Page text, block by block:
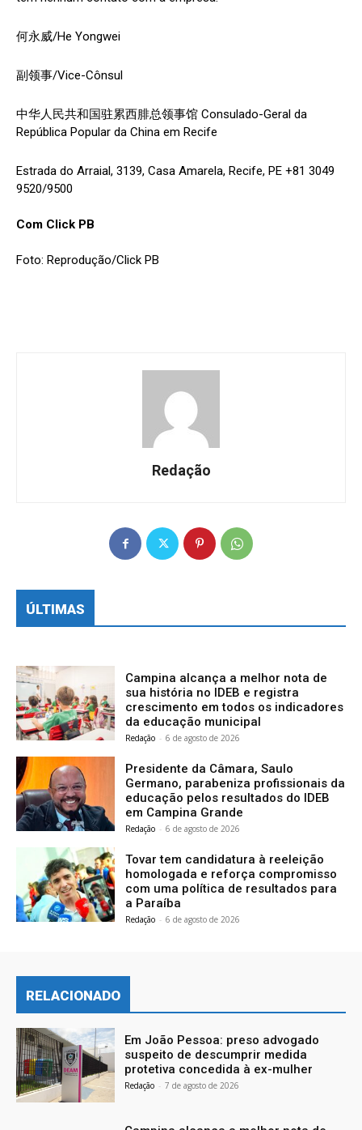
何永威/He Yongwei
副领事/Vice-Cônsul
中华人民共和国驻累西腓总领事馆 Consulado-Geral da
República Popular da China em Recife
Estrada do Arraial, 3139, Casa Amarela, Recife, PE +81 3049
9520/9500
Com Click PB
Foto: Reprodução/Click PB
Redação
ÚLTIMAS
Campina alcança a melhor nota de
sua história no IDEB e registra
crescimento em todos os indicadores
da educação municipal
Redação - 6 de agosto de 2026
Presidente da Câmara, Saulo
Germano, parabeniza profissionais da
educação pelos resultados do IDEB
em Campina Grande
Redação - 6 de agosto de 2026
Tovar tem candidatura à reeleição
homologada e reforça compromisso
com uma política de resultados para
a Paraíba
Redação - 6 de agosto de 2026
RELACIONADO
Em João Pessoa: preso advogado
suspeito de descumprir medida
protetiva concedida à ex-mulher
Redação - 7 de agosto de 2026